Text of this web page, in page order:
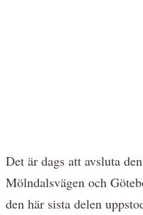
Det är dags att avsluta
Mölndalsvägen och
den här sista delen